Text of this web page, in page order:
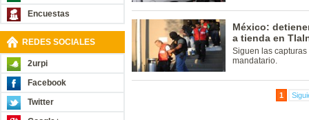
Encuestas
REDES SOCIALES
2urpi
Facebook
Twitter
México:
a tienda en
Siguen las
mandatario.
1